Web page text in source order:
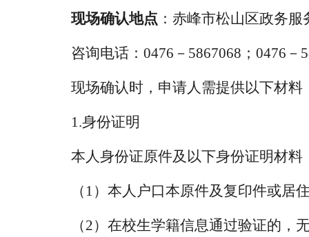
现场确认地点 ：赤峰市松山区政务
咨询电话： 0476－5867068；0476－
现场确认时，申请人需提供以下材料
1.身份证明
本人身份证原件及以下身份证明材料
（ 1）本人户口本原件及复印件或居
（2）在校生学籍信息通过验证的，